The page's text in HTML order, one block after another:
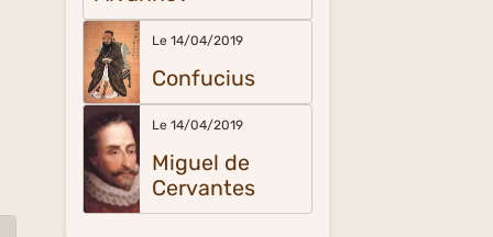
Le 14/04/2019
Confucius
Le 14/04/2019
Miguel de
Cervantes